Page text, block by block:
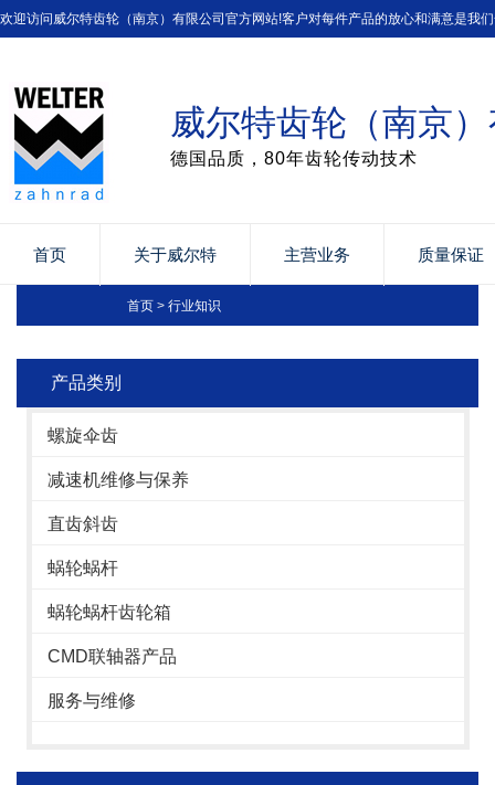
欢迎访问威尔特齿轮（南京）有限公司官方网站!客户对每件产品的放心和满意是我
威尔特齿轮（南京
德国品质，80年齿轮传动技术
首页 关于威尔特 主营业务 质量保证
首页 > 行业知识
产品类别
螺旋伞齿
减速机维修与保养
直齿斜齿
蜗轮蜗杆
蜗轮蜗杆齿轮箱
CMD联轴器产品
服务与维修